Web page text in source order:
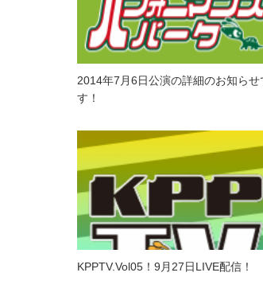
2014年7月6日公演の詳細のお知らせ
す！
KPPTV.Vol05！9月27日LIVE配信！